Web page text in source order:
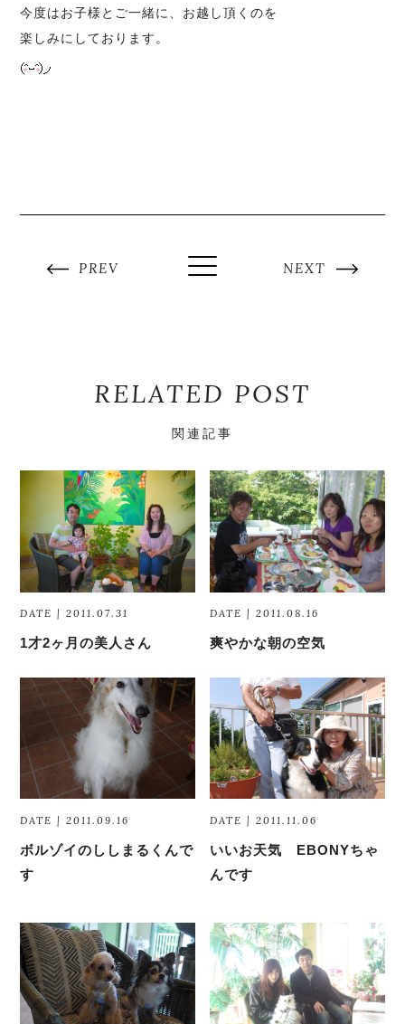
今度はお子様とご一緒に、お越し頂くのを
楽しみにしております。
PREV NEXT
RELATED POST
関連記事
DATE | 2011.07.31
1才2ヶ月の美人さん
DATE | 2011.08.16
爽やかな朝の空気
DATE | 2011.09.16
ボルゾイのししまるくんで
す
DATE | 2011.11.06
いいお天気 EBONYちゃ
んです